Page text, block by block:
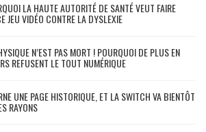
LA HAUTE AUTORITÉ DE SANTÉ VEUT FAIRE
JEU VIDÉO CONTRE LA DYSLEXIE
N’EST PAS MORT ! POURQUOI DE PLUS EN
REFUSENT LE TOUT NUMÉRIQUE
UNE PAGE HISTORIQUE, ET LA SWITCH VA BIENTÔT
RAYONS